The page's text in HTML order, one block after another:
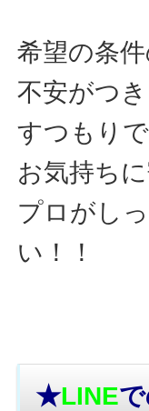
希望の条
不安がつ
すつもり
お気持ち
プロがし
い！！
★LINE